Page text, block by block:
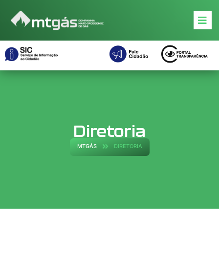
conteúdo
Diretoria
MTGÁS DIRETORIA